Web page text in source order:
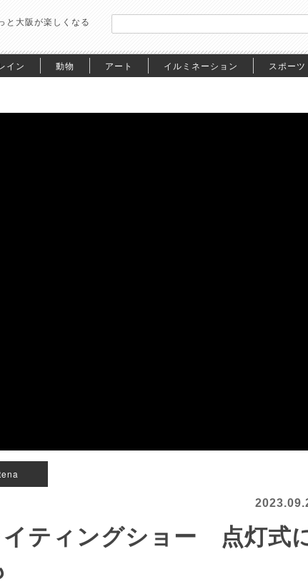
と大阪が楽しくなる
イン 動物 アート イルミネーション スポーツ
イティングショー 点灯式